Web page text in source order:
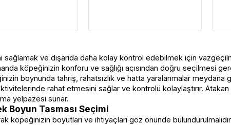
ve dışarıda daha kolay kontrol edebilmek için
köpeğinizin konforu ve sağlığı açısından doğru seçilmesi
boynunda tahriş, rahatsızlık ve hatta yaralanmalar meydana
rahat etmesini sağlar ve kontrolü kolaylaştırır.
yelpazesi sunar.
Boyun Tasması Seçimi
köpeğinizin boyutları ve ihtiyaçları göz önünde